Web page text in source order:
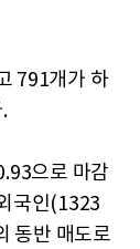
791개가 하
으로 마감
국인(1323
동반 매도로